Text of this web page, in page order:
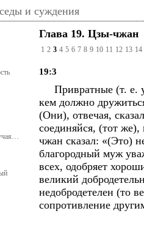
и суждения
Глава 19. Цзы-чжан
1 2 3 4 5 6 7 8 9 10 11 12 13 14
19:3
Привратные (т. е.
кем должно
(Они), отвечая,
соединяйся, (тот
чжан сказал: «(Это)
благородный муж
всех, одобряет
великий
недобродетелен (то
сопротивление